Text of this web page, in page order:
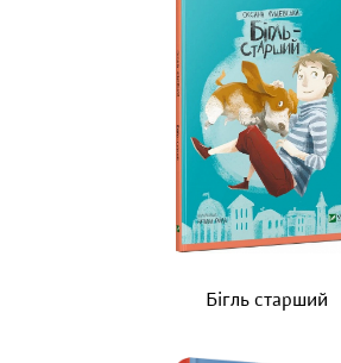
Бігль старший